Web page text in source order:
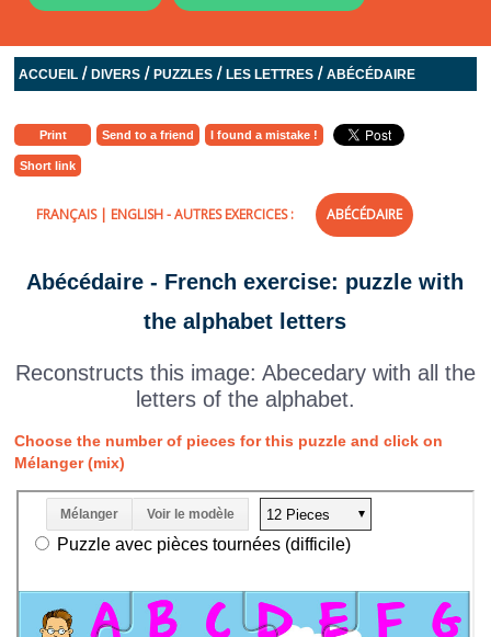
ACCUEIL /DIVERS /PUZZLES /LES LETTRES /ABÉCÉDAIRE
Print Send to a friend I found a mistake !
Short link
FRANÇAIS| ENGLISH- AUTRES EXERCICES : ABÉCÉDAIRE
Abécédaire - French exercise: puzzle with
the alphabet letters
Reconstructs this image: Abecedary with all the
letters of the alphabet.
Choose the number of pieces for this puzzle and click on
Mélanger (mix)